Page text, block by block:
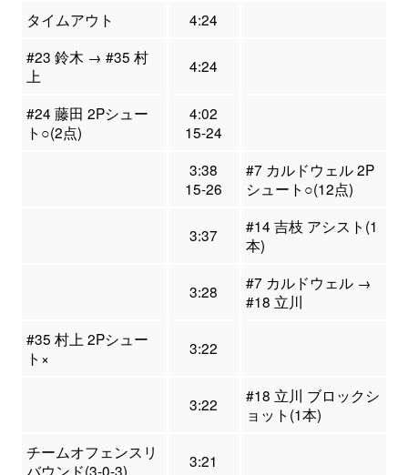
タイムアウト
4:24
#23 鈴木 → #35 村
上
4:24
#24 藤田 2Pシュー
ト○(2点)
4:02
15-24
3:38
15-26
#7 カルドウェル 2P
シュート○(12点)
3:37
#14 吉枝 アシスト(1
本)
3:28
#7 カルドウェル →
#18 立川
#35 村上 2Pシュー
ト×
3:22
3:22
#18 立川 ブロックシ
ョット(1本)
チームオフェンスリ
バウンド(3-0-3)
3:21